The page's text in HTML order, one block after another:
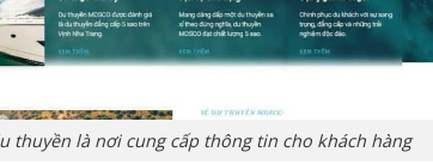
thuyền là nơi cung cấp thông tin cho khách hàng